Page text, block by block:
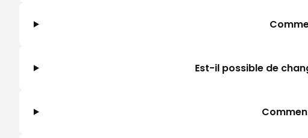
Est-il possible de